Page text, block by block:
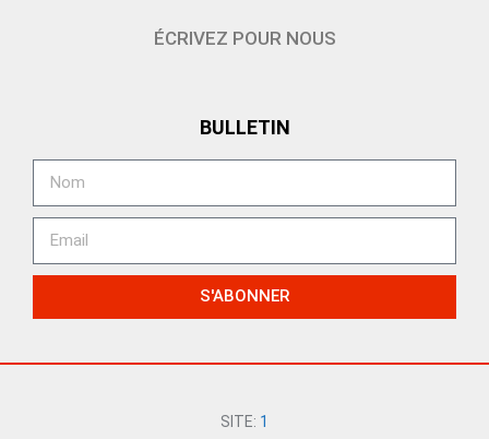
ÉCRIVEZ POUR NOUS
BULLETIN
S'ABONNER
SITE: 1